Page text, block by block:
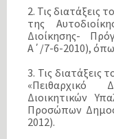
2. Τις διατάξεις
της
Διοίκησης-
Α΄/7-6-2010),
3. Τις διατάξεις
«Πειθαρχικό
Διοικητικών
Προσώπων
2012).